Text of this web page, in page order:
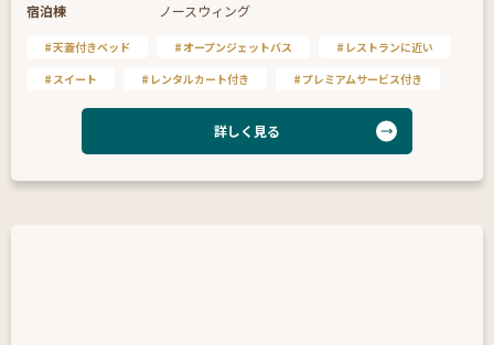
宿泊棟
ノースウィング
天蓋付きベッド オープンジェットバス
レストランに近い
スイート
レンタルカート付き プレミアムサービス付き
詳しく見る